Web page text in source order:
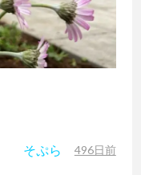
そぷら 496日前